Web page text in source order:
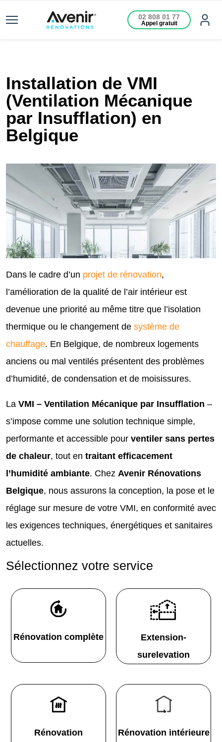
02 808 01 77
Appel gratuit
Installation de VMI
(Ventilation Mécanique
par Insufflation) en
Belgique
Dans le cadre d’un projet de rénovation,
l’amélioration de la qualité de l’air intérieur est
devenue une priorité au même titre que l’isolation
thermique ou le changement de système de
chauffage. En Belgique, de nombreux logements
anciens ou mal ventilés présentent des problèmes
d’humidité, de condensation et de moisissures.
La VMI – Ventilation Mécanique par Insufflation –
s’impose comme une solution technique simple,
performante et accessible pour ventiler sans pertes
de chaleur, tout en traitant efficacement
l’humidité ambiante. Chez Avenir Rénovations
Belgique, nous assurons la conception, la pose et le
réglage sur mesure de votre VMI, en conformité avec
les exigences techniques, énergétiques et sanitaires
actuelles.
Sélectionnez votre service
Rénovation complète
Extension-
surelevation
Rénovation
Rénovation intérieure